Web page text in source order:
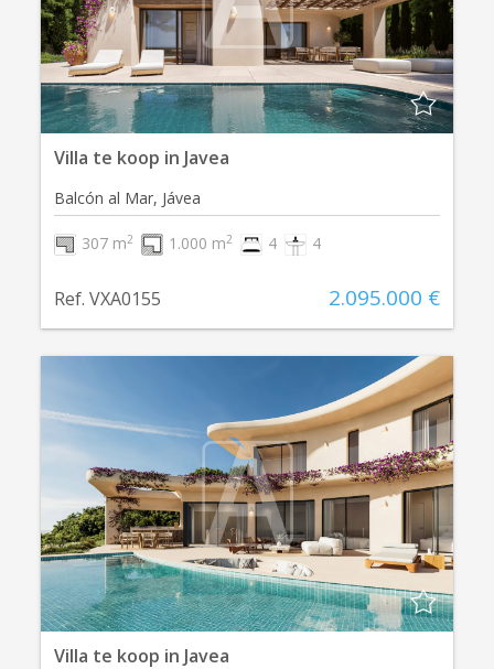
Villa te koop in Javea
Balcón al Mar, Jávea
307 m2 1.000 m2 4 4
Ref. VXA0155 2.095.000 €
Villa te koop in Javea